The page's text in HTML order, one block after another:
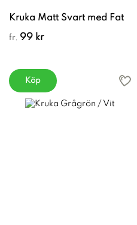
Kruka Matt Svart med Fat
fr. 99 kr
Köp